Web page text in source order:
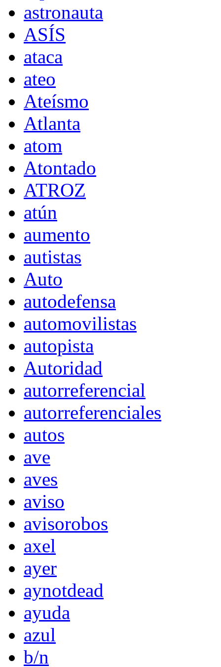
astronauta
ASÍS
ataca
ateo
Ateísmo
Atlanta
atom
Atontado
ATROZ
atún
aumento
autistas
Auto
autodefensa
automovilistas
autopista
Autoridad
autorreferencial
autorreferenciales
autos
ave
aves
aviso
avisorobos
axel
ayer
aynotdead
ayuda
azul
b/n